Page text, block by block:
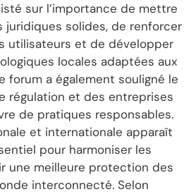
sur l’importance de mettre
juridiques solides, de renforcer
utilisateurs et de développer
locales adaptées aux
forum a également souligné le
régulation et des entreprises
de pratiques responsables.
et internationale apparaît
pour harmoniser les
une meilleure protection des
interconnecté. Selon